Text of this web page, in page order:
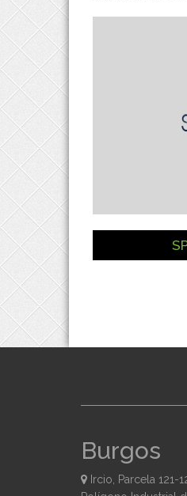
Burgos
Ircio, Parcela 121-